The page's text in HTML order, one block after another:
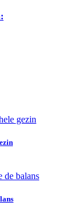
gezin
de balans